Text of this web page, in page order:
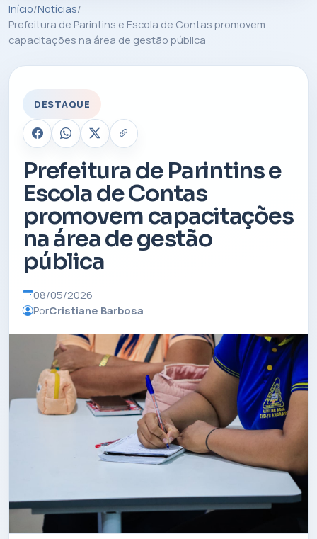
Início/Notícias/
Prefeitura de Parintins e Escola de Contas promovem
capacitações na área de gestão pública
DESTAQUE
Prefeitura de Parintins e
Escola de Contas
promovem capacitações
na área de gestão
pública
08/05/2026
PorCristiane Barbosa